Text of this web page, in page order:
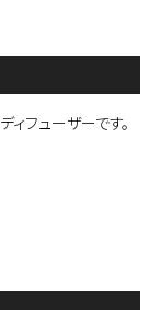
フューザーです。